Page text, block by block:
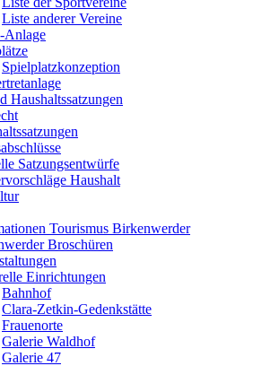
Liste anderer Vereine
Anlage
Spielplatzkonzeption
Haushaltssatzungen
Satzungsentwürfe
Haushalt
Tourismus Birkenwerder
Broschüren
Einrichtungen
Bahnhof
Clara-Zetkin-Gedenkstätte
Frauenorte
Galerie Waldhof
Galerie 47